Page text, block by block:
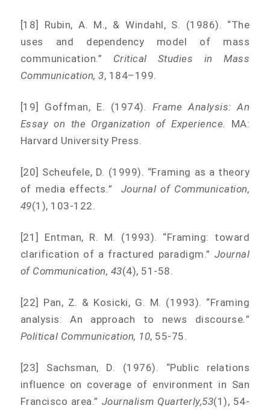
[18] Rubin, A. M., & Windahl, S. (1986). “The
uses and dependency model of mass
communication.” Critical Studies in Mass
Communication, 3, 184–199.
[19] Goffman, E. (1974). Frame Analysis: An
Essay on the Organization of Experience.
MA:
Harvard University Press.
[20] Scheufele, D. (1999). “Framing as a theory
of media effects.”
Journal of Communication,
49(1), 103-122.
[21] Entman, R. M. (1993). “Framing: toward
clarification of a fractured paradigm.” Journal
of Communication, 43(4), 51-58.
[22] Pan, Z. & Kosicki, G. M. (1993). “Framing
analysis: An approach to news discourse.”
Political Communication, 10, 55-75.
[23] Sachsman, D. (1976). “Public relations
influence on coverage of environment in San
Francisco area.” Journalism Quarterly,53(1), 54-